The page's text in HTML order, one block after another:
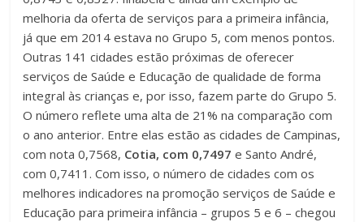
melhoria da oferta de serviços para a primeira infância,
já que em 2014 estava no Grupo 5, com menos pontos.
Outras 141 cidades estão próximas de oferecer
serviços de Saúde e Educação de qualidade de forma
integral às crianças e, por isso, fazem parte do Grupo 5.
O número reflete uma alta de 21% na comparação com
o ano anterior. Entre elas estão as cidades de Campinas,
com nota 0,7568, Cotia, com 0,7497 e Santo André,
com 0,7411. Com isso, o número de cidades com os
melhores indicadores na promoção serviços de Saúde e
Educação para primeira infância – grupos 5 e 6 – chegou